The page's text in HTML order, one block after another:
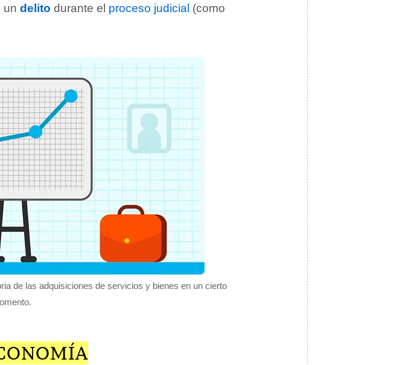
un delito durante el proceso judicial (como
de las adquisiciones de servicios y bienes en un cierto